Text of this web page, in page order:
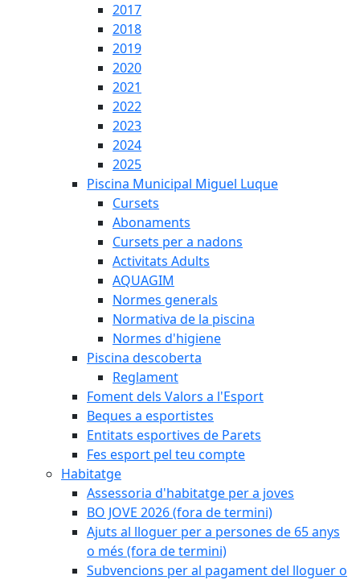
2017
2018
2019
2020
2021
2022
2023
2024
2025
Piscina Municipal Miguel Luque
Cursets
Abonaments
Cursets per a nadons
Activitats Adults
AQUAGIM
Normes generals
Normativa de la piscina
Normes d'higiene
Piscina descoberta
Reglament
Foment dels Valors a l'Esport
Beques a esportistes
Entitats esportives de Parets
Fes esport pel teu compte
Habitatge
Assessoria d'habitatge per a joves
BO JOVE 2026 (fora de termini)
Ajuts al lloguer per a persones de 65 anys
o més (fora de termini)
Subvencions per al pagament del lloguer o